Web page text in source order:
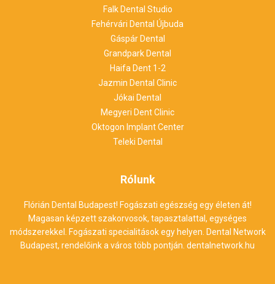
Falk Dental Studio
Fehérvári Dental Újbuda
Gáspár Dental
Grandpark Dental
Haifa Dent 1-2
Jazmin Dental Clinic
Jókai Dental
Megyeri Dent Clinic
Oktogon Implant Center
Teleki Dental
Rólunk
Flórián Dental Budapest! Fogászati egészség egy életen át!
Magasan képzett szakorvosok, tapasztalattal, egységes
módszerekkel. Fogászati specialitások egy helyen. Dental Network
Budapest, rendelőink a város több pontján. dentalnetwork.hu